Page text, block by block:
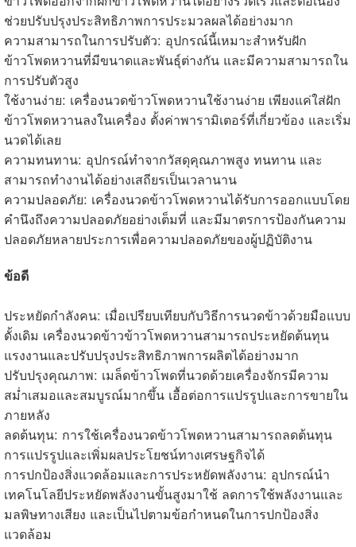
ช่วยปรับปรุงประสิทธิภาพการประมวลผลได้อย่างมาก
ความสามารถในการปรับตัว: อุปกรณ์นี้เหมาะสำหรับฝัก
ข้าวโพดหวานที่มีขนาดและพันธุ์ต่างกัน และมีความสามารถใน
การปรับตัวสูง
ใช้งานง่าย: เครื่องนวดข้าวโพดหวานใช้งานง่าย เพียงแค่ใส่ฝัก
ข้าวโพดหวานลงในเครื่อง ตั้งค่าพารามิเตอร์ที่เกี่ยวข้อง และเริ่ม
นวดได้เลย
ความทนทาน: อุปกรณ์ทำจากวัสดุคุณภาพสูง ทนทาน และ
สามารถทำงานได้อย่างเสถียรเป็นเวลานาน
ความปลอดภัย: เครื่องนวดข้าวโพดหวานได้รับการออกแบบโดย
คำนึงถึงความปลอดภัยอย่างเต็มที่ และมีมาตรการป้องกันความ
ปลอดภัยหลายประการเพื่อความปลอดภัยของผู้ปฏิบัติงาน
ข้อดี
ประหยัดกำลังคน: เมื่อเปรียบเทียบกับวิธีการนวดข้าวด้วยมือแบบ
ดั้งเดิม เครื่องนวดข้าวข้าวโพดหวานสามารถประหยัดต้นทุน
แรงงานและปรับปรุงประสิทธิภาพการผลิตได้อย่างมาก
ปรับปรุงคุณภาพ: เมล็ดข้าวโพดที่นวดด้วยเครื่องจักรมีความ
สม่ำเสมอและสมบูรณ์มากขึ้น เอื้อต่อการแปรรูปและการขายใน
ภายหลัง
ลดต้นทุน: การใช้เครื่องนวดข้าวโพดหวานสามารถลดต้นทุน
การแปรรูปและเพิ่มผลประโยชน์ทางเศรษฐกิจได้
การปกป้องสิ่งแวดล้อมและการประหยัดพลังงาน: อุปกรณ์นำ
เทคโนโลยีประหยัดพลังงานขั้นสูงมาใช้ ลดการใช้พลังงานและ
มลพิษทางเสียง และเป็นไปตามข้อกำหนดในการปกป้องสิ่ง
แวดล้อม